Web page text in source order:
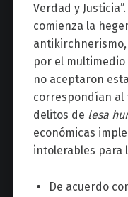
Verdad y
comienza la
por el
no aceptaron
correspondían al
delitos de lesa
económicas
intolerables para
De acuerdo